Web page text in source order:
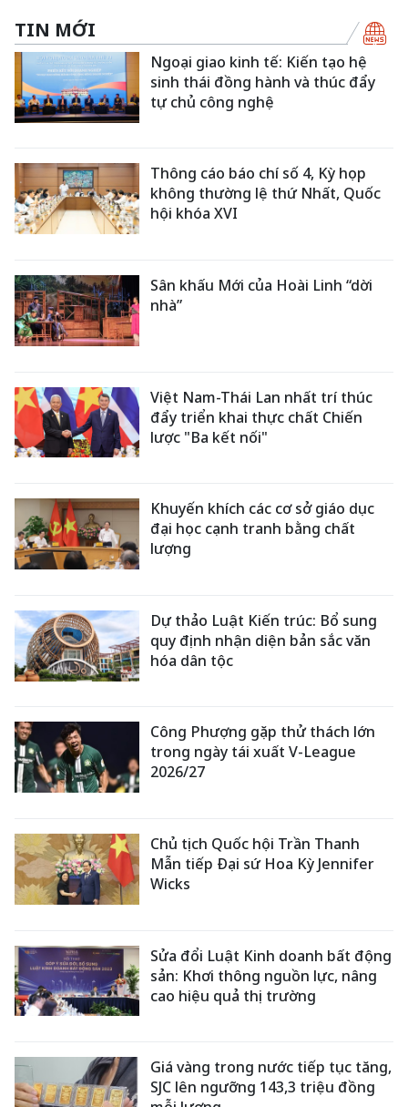
TIN MỚI
Ngoại giao kinh tế: Kiến tạo hệ
sinh thái đồng hành và thúc đẩy
tự chủ công nghệ
Thông cáo báo chí số 4, Kỳ họp
không thường lệ thứ Nhất, Quốc
hội khóa XVI
Sân khấu Mới của Hoài Linh “dời
nhà”
Việt Nam-Thái Lan nhất trí thúc
đẩy triển khai thực chất Chiến
lược "Ba kết nối"
Khuyến khích các cơ sở giáo dục
đại học cạnh tranh bằng chất
lượng
Dự thảo Luật Kiến trúc: Bổ sung
quy định nhận diện bản sắc văn
hóa dân tộc
Công Phượng gặp thử thách lớn
trong ngày tái xuất V-League
2026/27
Chủ tịch Quốc hội Trần Thanh
Mẫn tiếp Đại sứ Hoa Kỳ Jennifer
Wicks
Sửa đổi Luật Kinh doanh bất động
sản: Khơi thông nguồn lực, nâng
cao hiệu quả thị trường
Giá vàng trong nước tiếp tục tăng,
SJC lên ngưỡng 143,3 triệu đồng